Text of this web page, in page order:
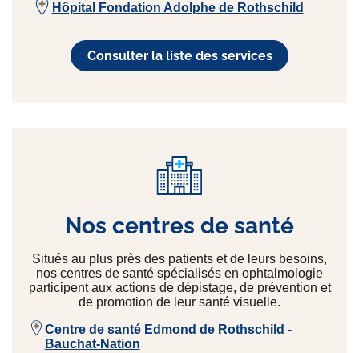
Hôpital Fondation Adolphe de Rothschild
Consulter la liste des services
Nos centres de santé
Situés au plus près des patients et de leurs besoins,
nos centres de santé spécialisés en ophtalmologie
participent aux actions de dépistage, de prévention et
de promotion de leur santé visuelle.
Centre de santé Edmond de Rothschild -
Bauchat-Nation